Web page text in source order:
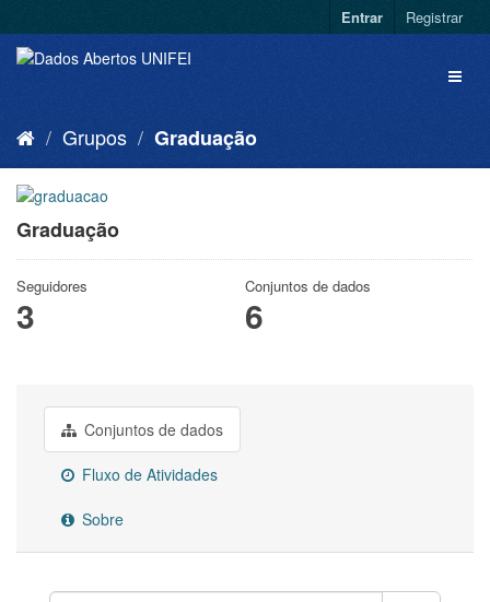
Entrar Registrar
Grupos Graduação
Graduação
Seguidores
3
Conjuntos de dados
6
Conjuntos de dados
Fluxo de Atividades
Sobre